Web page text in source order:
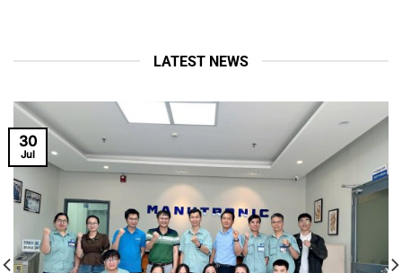
LATEST NEWS
30
Jul